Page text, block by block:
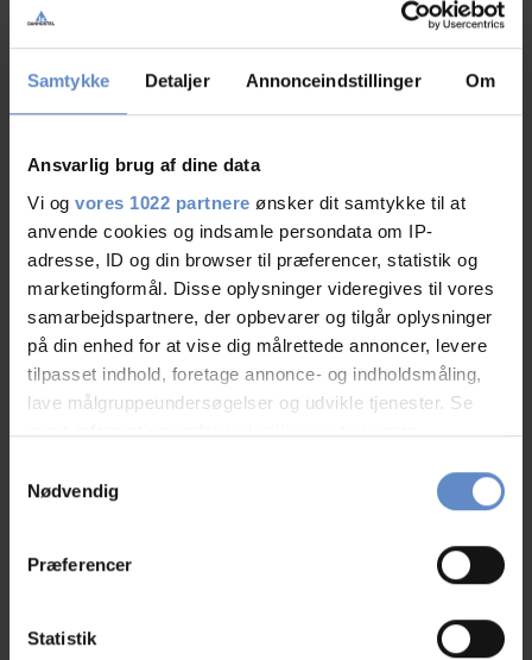
Samtykke Detaljer Annonceindstillinger Om
Ansvarlig brug af dine data
Vi og vores 1022 partnere ønsker dit samtykke til at
anvende cookies og indsamle persondata om IP-
adresse, ID og din browser til præferencer, statistik og
marketingformål. Disse oplysninger videregives til vores
samarbejdspartnere, der opbevarer og tilgår oplysninger
på din enhed for at vise dig målrettede annoncer, levere
tilpasset indhold, foretage annonce- og indholdsmåling,
lave målgruppeundersøgelser og udvikle tjenester. Se
mere information underindstillingerog i vores
tilbage eller ændre indstillinger fra vores
"Cookiedeklaration", eller ved at trykke på "Privacy
Indsamle præcise oplysninger om din placering,
Nødvendig
Præferencer
Statistik
Elke
Venner, DE
10,00 ud af 10
Jeanet
Venner, DK
05.Aug.2026
10,00 ud af 10
Et fantastisk godt sted, flot udsigt, rummelig værelser